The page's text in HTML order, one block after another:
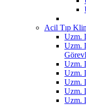
Acil Tıp
Uzm.
Uzm.
Uzm.
Uzm.
Uzm.
Uzm.
Uzm.